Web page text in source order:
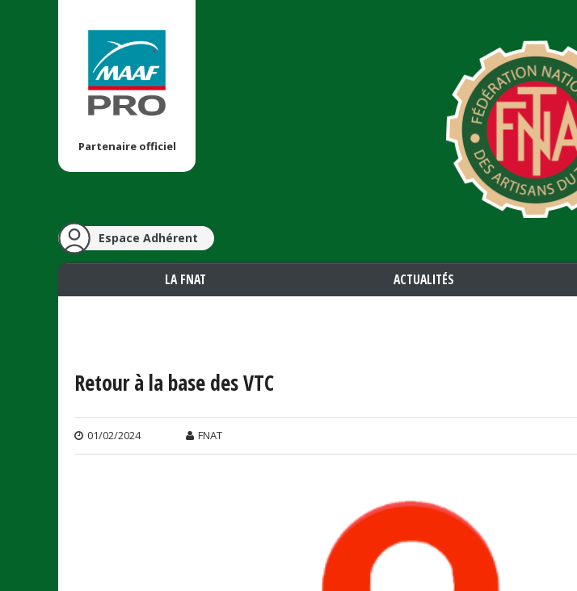
contenu
principal
Partenaire officiel
Espace Adhérent
LA FNAT ACTUALITÉS
Retour à la base des VTC
01/02/2024 FNAT